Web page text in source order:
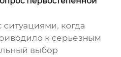
ситуациями, когда
к серьезным
выбор